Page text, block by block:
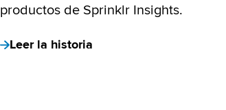
productos de Sprinklr Insights.
Leer la historia